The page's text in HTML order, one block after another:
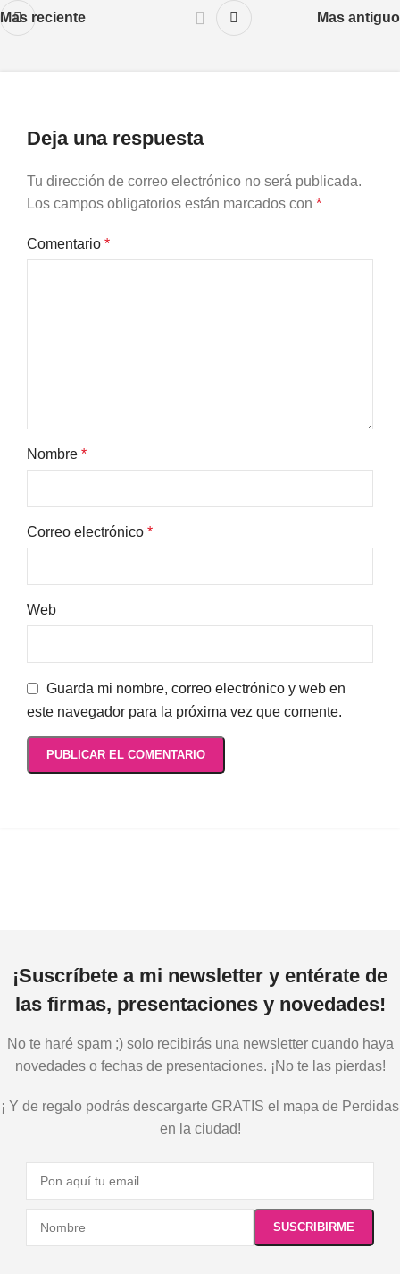
Mas reciente Mas antiguo
Deja una respuesta
Tu dirección de correo electrónico no será publicada.
Los campos obligatorios están marcados con *
Comentario *
Nombre *
Correo electrónico *
Web
Guarda mi nombre, correo electrónico y web en
este navegador para la próxima vez que comente.
¡Suscríbete a mi newsletter y entérate de
las firmas, presentaciones y novedades!
No te haré spam ;) solo recibirás una newsletter cuando haya
novedades o fechas de presentaciones. ¡No te las pierdas!
¡ Y de regalo podrás descargarte GRATIS el mapa de Perdidas
en la ciudad!